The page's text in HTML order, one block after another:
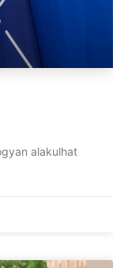
alakulhat